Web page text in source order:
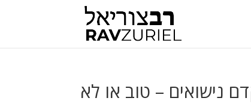
נישואים – טוב או לא